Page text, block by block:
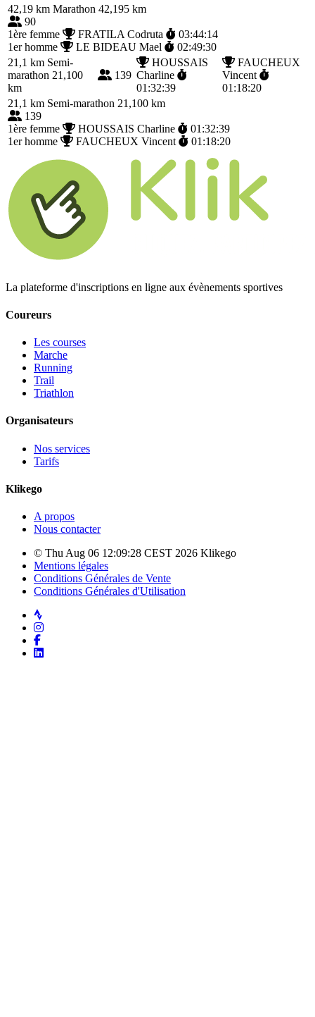
42,19 km Marathon 42,195 km
90
1ère femme
FRATILA Codruta
03:44:14
1er homme
LE BIDEAU Mael
02:49:30
21,1 km Semi-
marathon 21,100
km
139
HOUSSAIS
Charline
01:32:39
FAUCHEUX
Vincent
01:18:20
21,1 km Semi-marathon 21,100 km
139
1ère femme
HOUSSAIS Charline
01:32:39
1er homme
FAUCHEUX Vincent 01:18:20
La plateforme d'inscriptions en ligne aux évènements sportives
Coureurs
Les courses
Marche
Running
Trail
Triathlon
Organisateurs
Nos services
Tarifs
Klikego
A propos
Nous contacter
© Thu Aug 06 12:09:28 CEST 2026 Klikego
Mentions légales
Conditions Générales de Vente
Conditions Générales d'Utilisation
Strava
Instagram
Facebook
LinkedIn